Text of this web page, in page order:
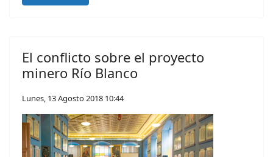
El conflicto sobre el proyecto
minero Río Blanco
Lunes, 13 Agosto 2018 10:44